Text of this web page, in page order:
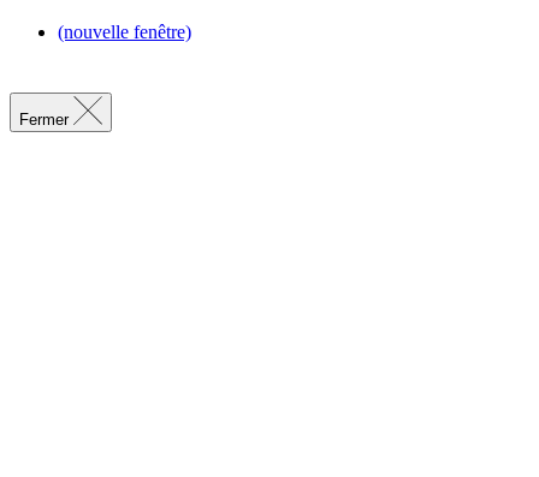
(nouvelle fenêtre)
Fermer